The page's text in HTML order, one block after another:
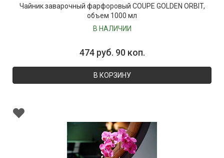
Чайник заварочный фарфоровый COUPE GOLDEN ORBIT,
объем 1000 мл
В НАЛИЧИИ
474 руб. 90 коп.
В КОРЗИНУ